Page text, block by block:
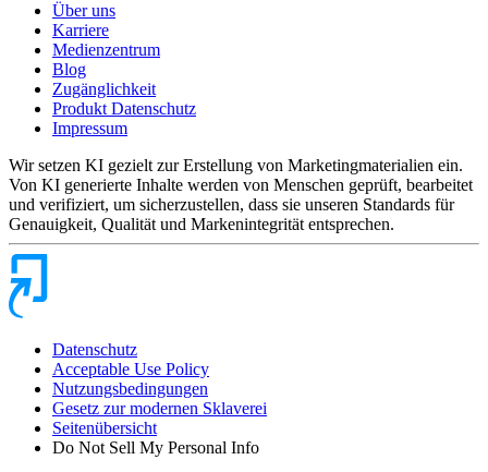
Über uns
Karriere
Medienzentrum
Blog
Zugänglichkeit
Produkt Datenschutz
Impressum
Wir setzen KI gezielt zur Erstellung von Marketingmaterialien ein.
Von KI generierte Inhalte werden von Menschen geprüft, bearbeitet
und verifiziert, um sicherzustellen, dass sie unseren Standards für
Genauigkeit, Qualität und Markenintegrität entsprechen.
Datenschutz
Acceptable Use Policy
Nutzungsbedingungen
Gesetz zur modernen Sklaverei
Seitenübersicht
Do Not Sell My Personal Info